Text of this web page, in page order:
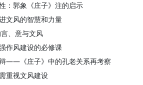
：郭象《庄子》注的启示
文风的智慧和力量
、意与文风
作风建设的必修课
——《庄子》中的孔老关系再考察
重视文风建设